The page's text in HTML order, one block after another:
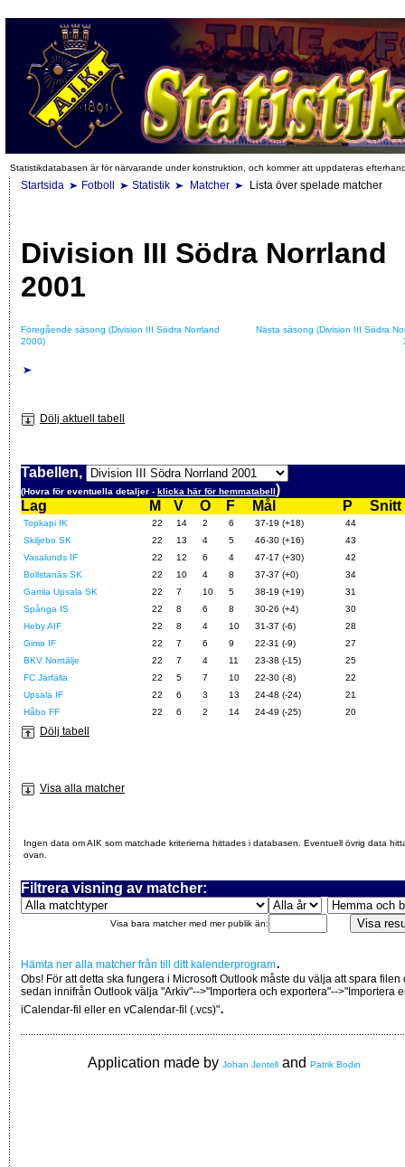
Statistikdatabasen är för närvarande under konstruktion, och kommer att uppdateras
Startsida Fotboll Statistik Matcher Lista över spelade matcher
Division III Södra Norrland
2001
Föregående säsong (Division III Södra Norrland
2000)
Nästa säsong (Division III Södra
Dölj aktuell tabell
Tabellen,
(Hovra för eventuella detaljer - klicka här för hemmatabell)
Lag
M V O F Mål P Snitt
Topkapi IK 22 14 2 6 37-19 (+18)
44
Skiljebo SK
22 13 4 5 46-30 (+16)
43
Vasalunds IF
22 12 6 4 47-17 (+30)
42
Bollstanäs SK
22 10 4 8 37-37 (+0)
34
Gamla Upsala SK
22 7 10 5 38-19 (+19)
31
Spånga IS
22 8 6 8 30-26 (+4)
30
Heby AIF
22 8 4 10 31-37 (-6)
28
Gimo IF
22 7 6 9 22-31 (-9)
27
BKV Norrtälje
22 7 4 11 23-38 (-15)
25
FC Järfälla
22 5 7 10 22-30 (-8)
22
Upsala IF
22 6 3 13 24-48 (-24)
21
Håbo FF
22 6 2 14 24-49 (-25) 20
Dölj tabell
Visa alla matcher
Ingen data om AIK som matchade kriterierna hittades i databasen. Eventuell övrig data
ovan.
Filtrera visning av matcher:
Visa bara matcher med mer publik än:
Hämta ner alla matcher från till ditt kalenderprogram.
Obs! För att detta ska fungera i Microsoft Outlook måste du välja att spara filen
sedan innifrån Outlook välja "Arkiv"-->"Importera och exportera"-->"Importera
iCalendar-fil eller en vCalendar-fil (.vcs)".
Application made by Johan Jentell and Patrik Bodin